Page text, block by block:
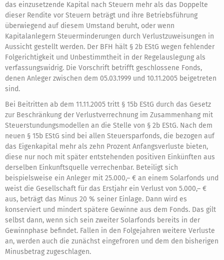
das einzusetzende Kapital nach Steuern mehr als das Doppelte
dieser Rendite vor Steuern beträgt und ihre Betriebsführung
überwiegend auf diesem Umstand beruht, oder wenn
Kapitalanlegern Steuerminderungen durch Verlustzuweisungen in
Aussicht gestellt werden. Der BFH hält § 2b EStG wegen fehlender
Folgerichtigkeit und Unbestimmtheit in der Regelauslegung als
verfassungswidrig. Die Vorschrift betrifft geschlossene Fonds,
denen Anleger zwischen dem 05.03.1999 und 10.11.2005 beigetreten
sind.
Bei Beitritten ab dem 11.11.2005 tritt § 15b EStG durch das Gesetz
zur Beschränkung der Verlustverrechnung im Zusammenhang mit
Steuerstundungsmodellen an die Stelle von § 2b EStG. Nach dem
neuen § 15b EStG sind bei allen Steuersparfonds, die bezogen auf
das Eigenkapital mehr als zehn Prozent Anfangsverluste bieten,
diese nur noch mit später entstehenden positiven Einkünften aus
derselben Einkunftsquelle verrechenbar. Beteiligt sich
beispielsweise ein Anleger mit 25.000,– € an einem Solarfonds und
weist die Gesellschaft für das Erstjahr ein Verlust von 5.000,– €
aus, beträgt das Minus 20 % seiner Einlage. Dann wird es
konserviert und mindert spätere Gewinne aus dem Fonds. Das gilt
selbst dann, wenn sich sein zweiter Solarfonds bereits in der
Gewinnphase befindet. Fallen in den Folgejahren weitere Verluste
an, werden auch die zunächst eingefroren und dem den bisherigen
Minusbetrag zugeschlagen.